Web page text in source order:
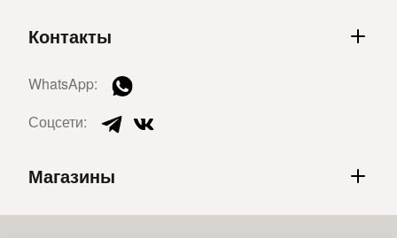
Контакты
WhatsApp:
Соцсети:
Магазины